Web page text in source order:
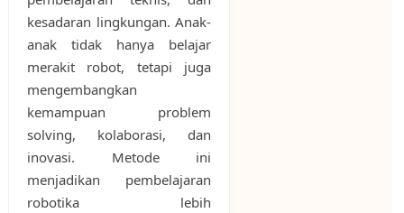
kesadaran lingkungan. Anak-
anak tidak hanya belajar
merakit robot, tetapi juga
mengembangkan
kemampuan problem
solving, kolaborasi, dan
inovasi. Metode ini
menjadikan pembelajaran
robotika lebih